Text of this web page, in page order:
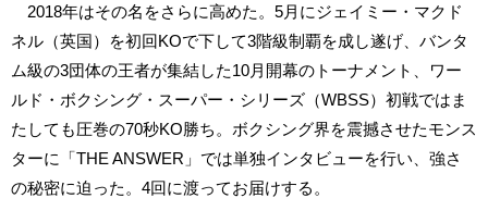
2018年はその名をさらに高めた。5月にジェイミー・マクド
ネル（英国）を初回KOで下して3階級制覇を成し遂げ、バンタ
ム級の3団体の王者が集結した10月開幕のトーナメント、ワー
ルド・ボクシング・スーパー・シリーズ（WBSS）初戦ではま
たしても圧巻の70秒KO勝ち。ボクシング界を震撼させたモンス
ターに「THE ANSWER」では単独インタビューを行い、強さ
の秘密に迫った。4回に渡ってお届けする。